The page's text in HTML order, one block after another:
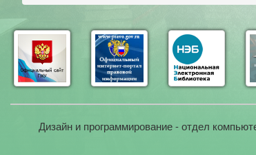
Дизайн и программирование - отдел